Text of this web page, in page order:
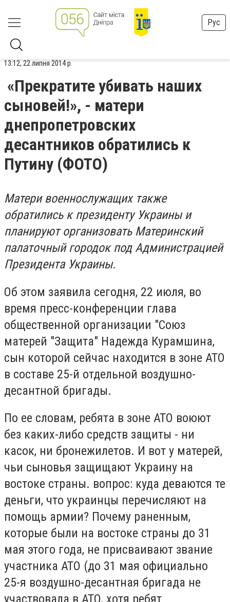
Рус
13:12, 22 липня 2014 р.
«Прекратите убивать наших
сыновей!», - матери
днепропетровских
десантников обратились к
Путину (ФОТО)
Матери военнослужащих также
обратились к президенту Украины и
планируют организовать Материнский
палаточный городок под Администрацией
Президента Украины.
Об этом заявила сегодня, 22 июля, во
время пресс-конференции глава
общественной организации "Союз
матерей "Защита" Надежда Курамшина,
сын которой сейчас находится в зоне АТО
в составе 25-й отдельной воздушно-
десантной бригады.
По ее словам, ребята в зоне АТО воюют
без каких-либо средств защиты - ни
касок, ни бронежилетов. И вот у матерей,
чьи сыновья защищают Украину на
востоке страны. вопрос: куда деваются те
деньги, что украинцы перечисляют на
помощь армии? Почему раненным,
которые были на востоке страны до 31
мая этого года, не присваивают звание
участника АТО (до 31 мая официально
25-я воздушно-десантная бригада не
участвовала в АТО, хотя ребят